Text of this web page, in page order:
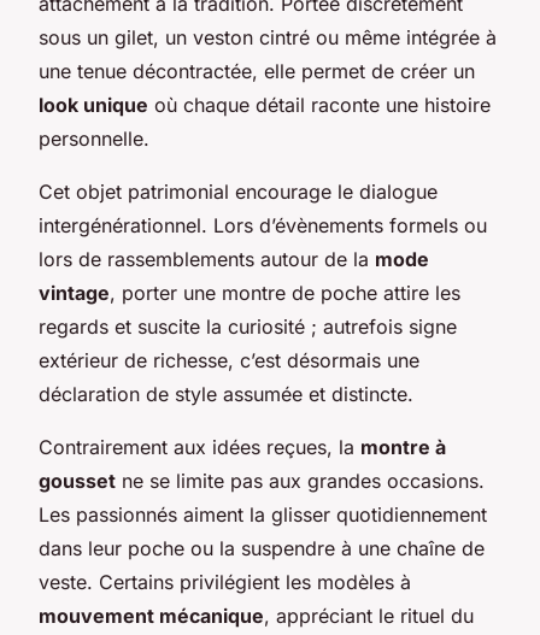
sous un gilet, un veston cintré ou même intégrée à
une tenue décontractée, elle permet de créer un
look unique où chaque détail raconte une histoire
personnelle.
Cet objet patrimonial encourage le dialogue
intergénérationnel. Lors d’évènements formels ou
lors de rassemblements autour de la mode
vintage, porter une montre de poche attire les
regards et suscite la curiosité ; autrefois signe
extérieur de richesse, c’est désormais une
déclaration de style assumée et distincte.
Contrairement aux idées reçues, la montre à
gousset ne se limite pas aux grandes occasions.
Les passionnés aiment la glisser quotidiennement
dans leur poche ou la suspendre à une chaîne de
veste. Certains privilégient les modèles à
mouvement mécanique, appréciant le rituel du